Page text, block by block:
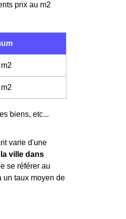
prix au m2
2
2
biens, etc...
varie d'une
la ville dans
se référer au
un taux moyen de